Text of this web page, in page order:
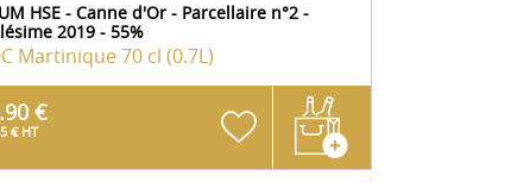
HSE - Canne d'Or - Parcellaire n°2 -
2019 - 55%
Martinique70 cl (0.7L)
€
€ HT